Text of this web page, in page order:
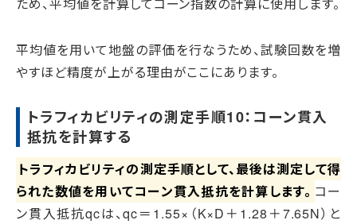
平均値を用いて地盤の評価を行なうため、試験回数を増
やすほど精度が上がる理由がここにあります。
トラフィカビリティの測定手順10：コーン貫入
抵抗を計算する
トラフィカビリティの測定手順として、最後は測定して得
られた数値を用いてコーン貫入抵抗を計算します。 コー
ン貫入抵抗qcは、qc＝1.55×（K×D＋1.28＋7.65N）と